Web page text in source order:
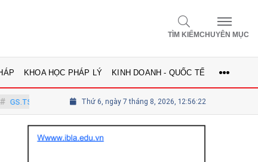
TÌM KIẾMCHUYÊN MỤC
KHOA HỌC PHÁP LÝ KINH DOANH - QUỐC TẾ
- Ủy viên Hội đồng Tổng biên tập Lê Thị Mai Phương - Ủy
Thứ 6, ngày 7 tháng 8, 2026, 12:56:24